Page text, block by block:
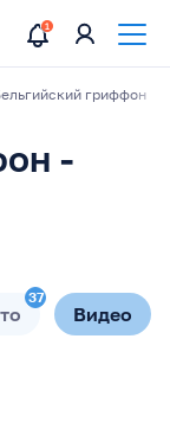
гриффон
-
37
Видео